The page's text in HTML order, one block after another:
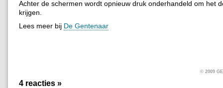
Achter de schermen wordt opnieuw druk onderhandeld om het
krijgen.
Lees meer bij De Gentenaar
© 2009
4 reacties »